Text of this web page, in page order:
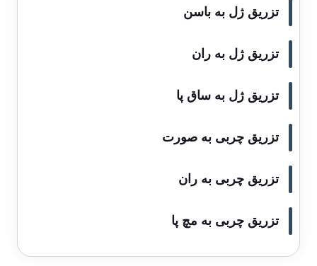
تزریق ژل به باسن
تزریق ژل به ران
تزریق ژل به ساق پا
تزریق چربی به صورت
تزریق چربی به ران
تزریق چربی به مچ پا